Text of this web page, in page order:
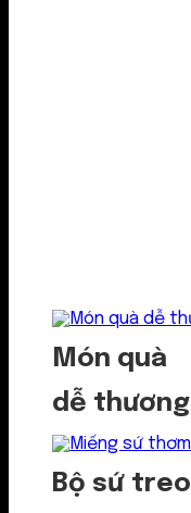
Món quà
dễ thương
Bộ sứ treo